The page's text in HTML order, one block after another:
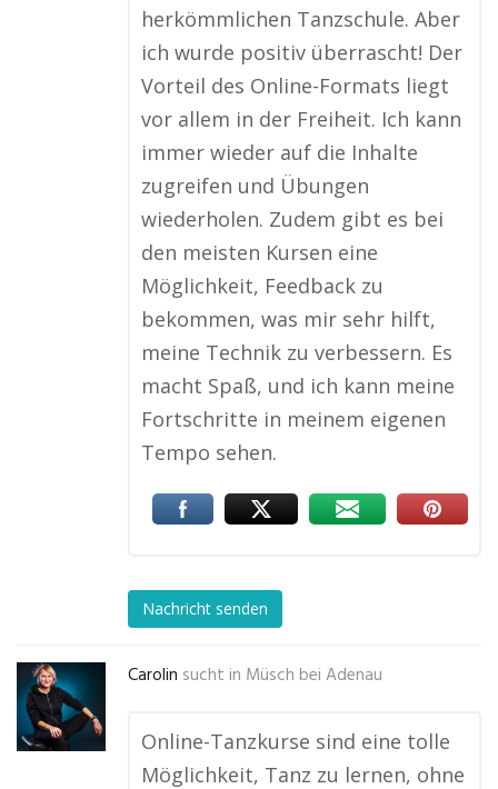
herkömmlichen Tanzschule. Aber
ich wurde positiv überrascht! Der
Vorteil des Online-Formats liegt
vor allem in der Freiheit. Ich kann
immer wieder auf die Inhalte
zugreifen und Übungen
wiederholen. Zudem gibt es bei
den meisten Kursen eine
Möglichkeit, Feedback zu
bekommen, was mir sehr hilft,
meine Technik zu verbessern. Es
macht Spaß, und ich kann meine
Fortschritte in meinem eigenen
Tempo sehen.
Nachricht senden
Carolin sucht in Müsch bei Adenau
Online-Tanzkurse sind eine tolle
Möglichkeit, Tanz zu lernen, ohne